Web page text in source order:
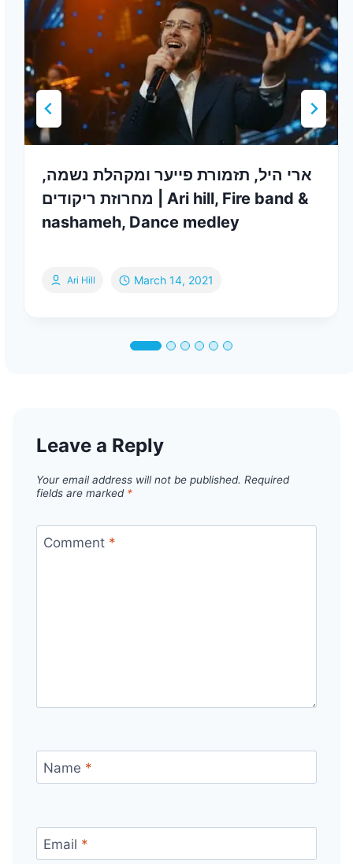
ארי היל, תזמורת פייער ומקהלת נשמה,
מחרוזת ריקודים | Ari hill, Fire band &
nashameh, Dance medley
Ari Hill March 14, 2021
Leave a Reply
Your email address will not be published. Required
fields are marked *
Comment *
Name *
Email *